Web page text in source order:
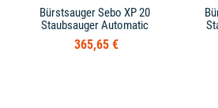
Bürstsauger Sebo XP 20
Staubsauger Automatic
365,65 €